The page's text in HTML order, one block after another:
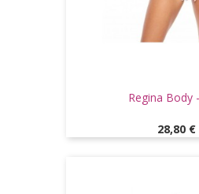
Regina Body
Prix
28,80 €